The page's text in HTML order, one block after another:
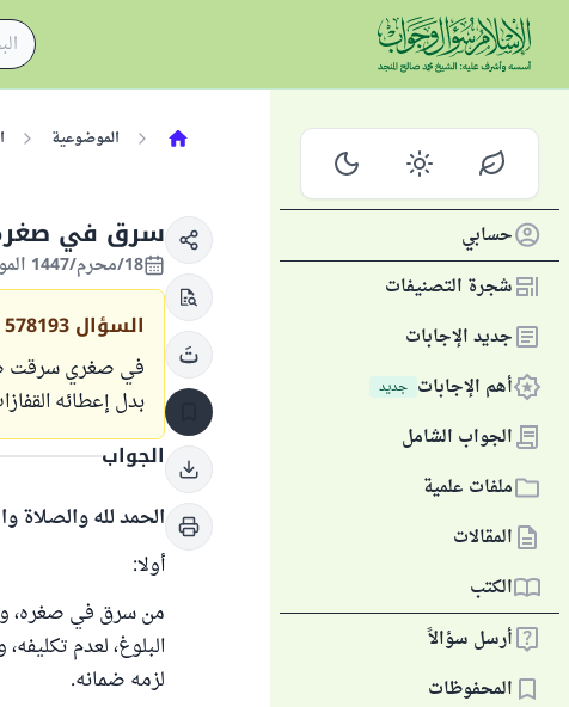
حسابي
شجرة التصنيفات
جديد الإجابات
أهم الإجابات جديد
الجواب الشامل
ملفات علمية
المقالات
الكتب
أرسل سؤالاً
المحفوظات
الموضوعية
سرق في صغره
18/محرم/1447 الموافق 13/يوليو/2025
السؤال 578193
في صغري سرقت
بدل إعطائه
الجواب
الحمد لله والصلاة
أولا:
من سرق في صغره،
البلوغ، لعدم
لزمه ضمانه.